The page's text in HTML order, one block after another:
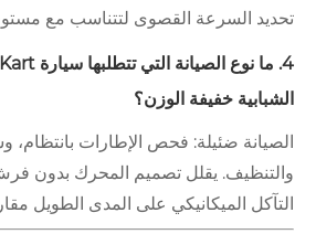
تحديد السرعة القصوى لتتناسب مع
الشبابية خفيفة الوزن؟
الصيانة ضئيلة: فحص الإطارات بانتظام،
والتنظيف. يقلل تصميم المحرك بدون
التآكل الميكانيكي على المدى الطويل